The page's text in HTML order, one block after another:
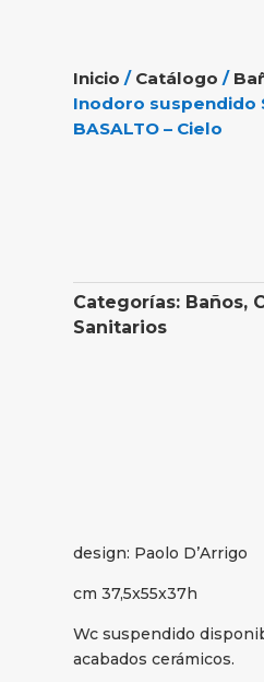
Inicio / Catálogo /
Inodoro suspendido
BASALTO – Cielo
Categorías: Baños,
Sanitarios
design: Paolo D’Arrigo
cm 37,5x55x37h
Wc suspendido
acabados cerámicos.